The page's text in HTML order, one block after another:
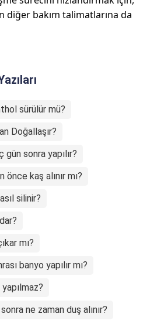
diğer bakım talimatlarına da
sürülür mü?
Doğallaşır?
sonra yapılır?
kaş alınır mı?
silinir?
mı?
banyo yapılır mı?
ne zaman duş alınır?